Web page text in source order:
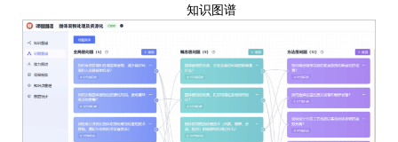
知识图谱